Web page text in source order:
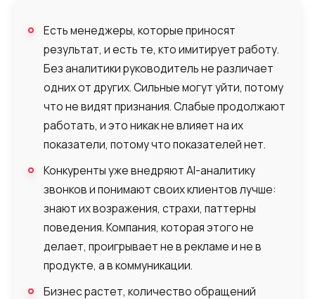
Есть менеджеры, которые приносят
результат, и есть те, кто имитирует работу.
Без аналитики руководитель не различает
одних от других. Сильные могут уйти, потому
что не видят признания. Слабые продолжают
работать, и это никак не влияет на их
показатели, потому что показателей нет.
Конкуренты уже внедряют AI-аналитику
звонков и понимают своих клиентов лучше:
знают их возражения, страхи, паттерны
поведения. Компания, которая этого не
делает, проигрывает не в рекламе и не в
продукте, а в коммуникации.
Бизнес растет, количество обращений
Номер телефона
+1
Компания
E-mail
Партнер
Ваше имя
Ваш номер телефона
+1
Alternative:
Ваше имя
Ваш номер телефона
+1
Alternative:
Ваше имя
Ваш номер телефона
+1
Alternative:
с выбором?
Бесплатная консультация
Ваше имя
Номер для контакта
+1